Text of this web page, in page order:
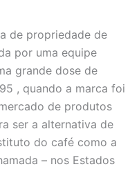
de propriedade de
por uma equipe
grande dose de
, quando a marca foi
de produtos
ser a alternativa de
do café como a
– nos Estados